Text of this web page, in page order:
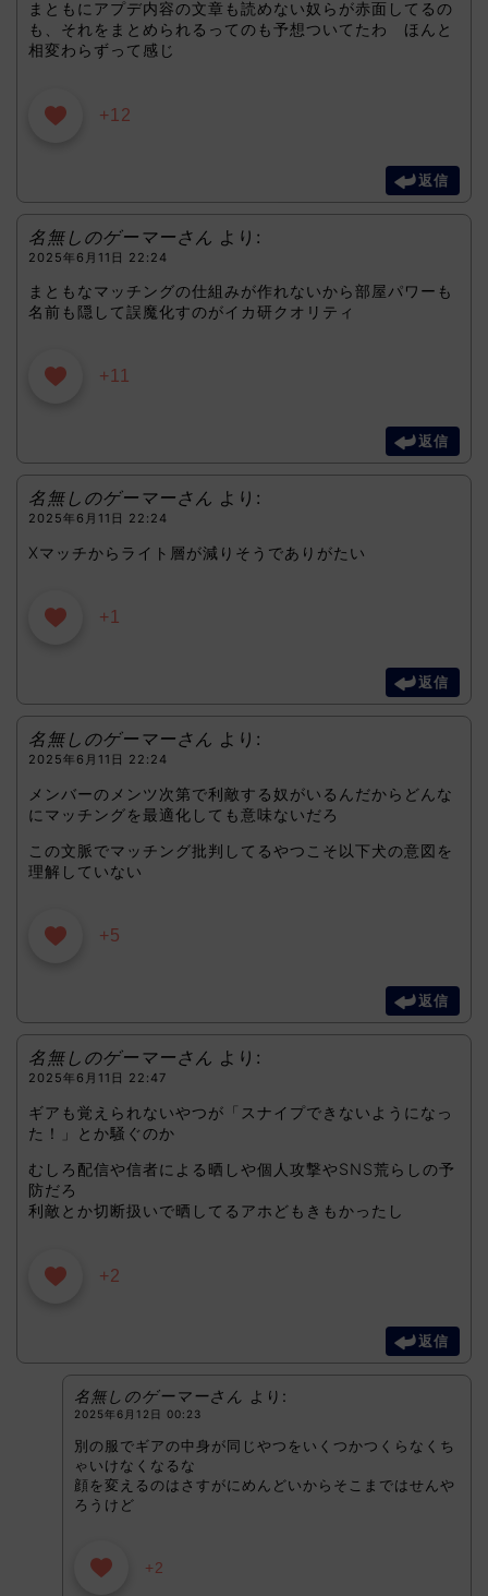
まともにアプデ内容の文章も読めない奴らが赤面してるの
も、それをまとめられるってのも予想ついてたわ ほんと
相変わらずって感じ
+12
返信
名無しのゲーマーさん より:
2025年6月11日 22:24
まともなマッチングの仕組みが作れないから部屋パワーも
名前も隠して誤魔化すのがイカ研クオリティ
+11
返信
名無しのゲーマーさん より:
2025年6月11日 22:24
Xマッチからライト層が減りそうでありがたい
+1
返信
名無しのゲーマーさん より:
2025年6月11日 22:24
メンバーのメンツ次第で利敵する奴がいるんだからどんな
にマッチングを最適化しても意味ないだろ
この文脈でマッチング批判してるやつこそ以下犬の意図を
理解していない
+5
返信
名無しのゲーマーさん より:
2025年6月11日 22:47
ギアも覚えられないやつが「スナイプできないようになっ
た！」とか騒ぐのか
むしろ配信や信者による晒しや個人攻撃やSNS荒らしの予
防だろ
利敵とか切断扱いで晒してるアホどもきもかったし
+2
返信
名無しのゲーマーさん より:
2025年6月12日 00:23
別の服でギアの中身が同じやつをいくつかつくらなくち
ゃいけなくなるな
顔を変えるのはさすがにめんどいからそこまではせんや
ろうけど
+2